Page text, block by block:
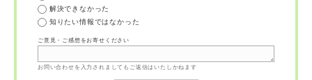
解決できなかった
知りたい情報ではなかった
ご意見・ご感想をお寄せください
お問い合わせを入力されましてもご返信はいたしかねます